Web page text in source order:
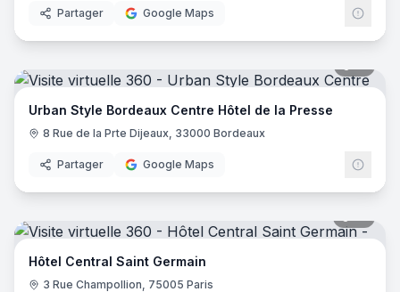
Partager Google Maps
Urban Style Bordeaux Centre Hôtel de la Presse
8 Rue de la Prte Dijeaux, 33000 Bordeaux
Partager Google Maps
Hôtel Central Saint Germain
3 Rue Champollion, 75005 Paris